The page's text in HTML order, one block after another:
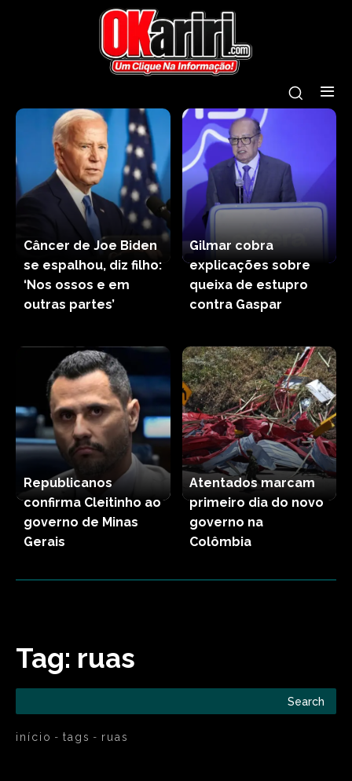
Câncer de Joe Biden
se espalhou, diz filho:
‘Nos ossos e em
outras partes’
Gilmar cobra
explicações sobre
queixa de estupro
contra Gaspar
Republicanos
confirma Cleitinho ao
governo de Minas
Gerais
Atentados marcam
primeiro dia do novo
governo na
Colômbia
Tag: ruas
Search
início tags ruas